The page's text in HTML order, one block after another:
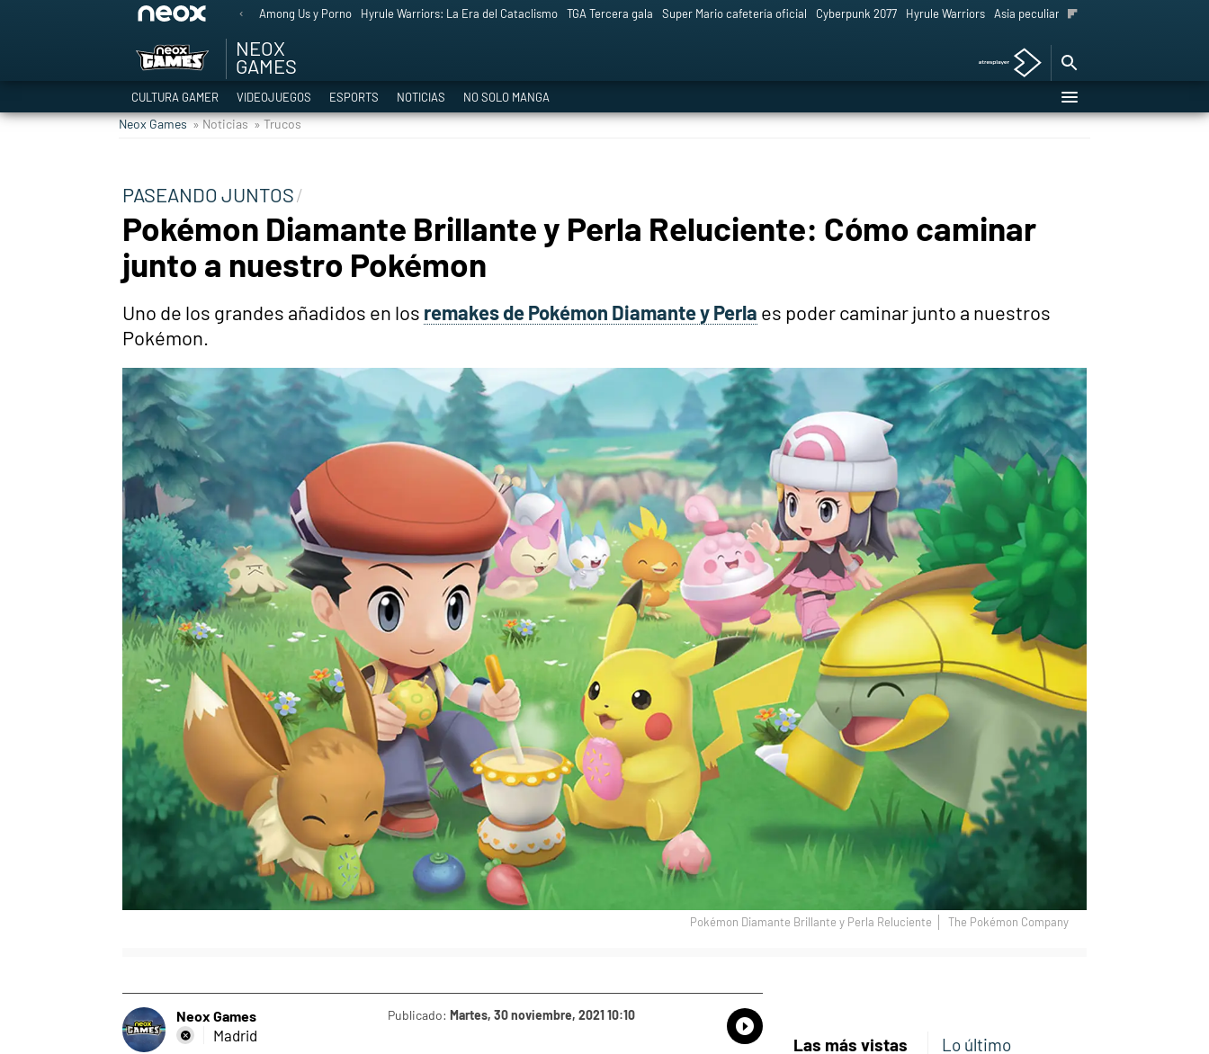
Among Us y Porno Hyrule Warriors: La Era del Cataclismo TGA Tercera gala Super Mario cafetería oficial Cyberpunk 2077 Hyrule Warriors Asia peculiar tradición
NEOX
GAMES
CULTURA GAMER VIDEOJUEGOS ESPORTS NOTICIAS NO SOLO MANGA
Neox Games » Noticias » Trucos
PASEANDO JUNTOS
Pokémon Diamante Brillante y Perla Reluciente: Cómo caminar
junto a nuestro Pokémon
Uno de los grandes añadidos en los remakes de Pokémon Diamante y Perla es poder caminar junto a nuestros
Pokémon.
Pokémon Diamante Brillante y Perla Reluciente The Pokémon Company
Neox Games
Madrid
Publicado: Martes, 30 noviembre, 2021 10:10
Whatsapp
Compartir
Las más vistas Lo último